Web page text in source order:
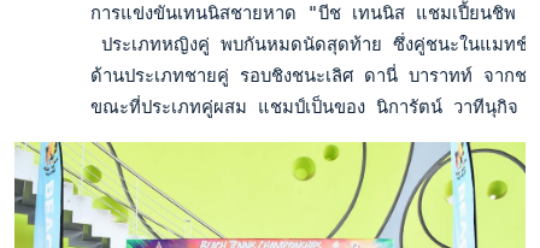
การแข่งขันเทนนิสชายหาด "บีช เทนนิส แชมเปี้ยนชิพ
ประเภทหญิงคู่ พบกันหมดนัดสุดท้าย ซึ่งคู่ชนะในแมทช์นี้
ด้านประเภทชายคู่ รอบชิงชนะเลิศ ดานี่ บาราทท์ จากช
ขณะที่ประเภทคู่ผสม แชมป์เป็นของ นิการัตน์ วาทีนุกิจ